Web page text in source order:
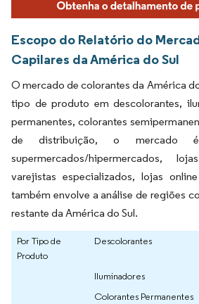
Escopo do Relatório do
Capilares da América do Sul
O mercado de colorantes da América
tipo de produto em descolorantes,
permanentes, colorantes
de distribuição, o mercado
supermercados/hipermercados,
varejistas especializados, lojas
também envolve a análise de regiões
restante da América do Sul.
Por Tipo de
Produto
Descolorantes
Iluminadores
Colorantes Permanentes